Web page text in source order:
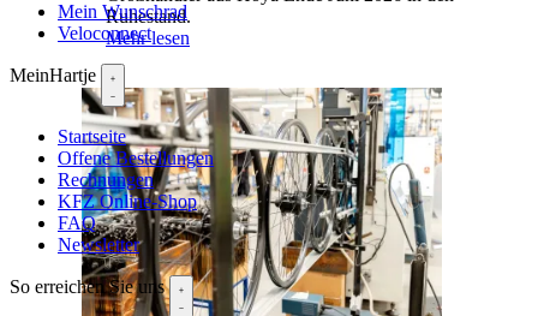
Ruhestand.
Mehr lesen
Mein Wunschrad
Veloconnect
MeinHartje
Startseite
Offene Bestellungen
Rechnungen
KFZ Online-Shop
FAQ
Newsletter
So erreichen Sie uns